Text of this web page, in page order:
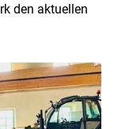
den aktuellen